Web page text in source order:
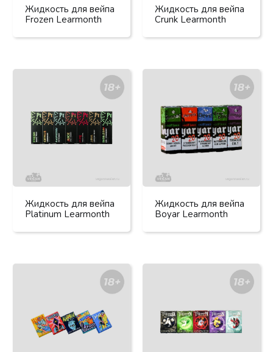
Жидкость для вейпа
Frozen Learmonth
Жидкость для вейпа
Crunk Learmonth
Жидкость для вейпа
Platinum Learmonth
Жидкость для вейпа
Boyar Learmonth